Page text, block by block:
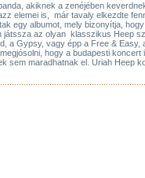
akiknek a zenéjében
elemei is, már tavaly elkezdte
egy albumot, mely bizonyítja,
játssza az olyan klasszikus Heep
a Gypsy, vagy épp a Free & Easy,
hogy a budapesti
sem maradhatnak el. Uriah Heep